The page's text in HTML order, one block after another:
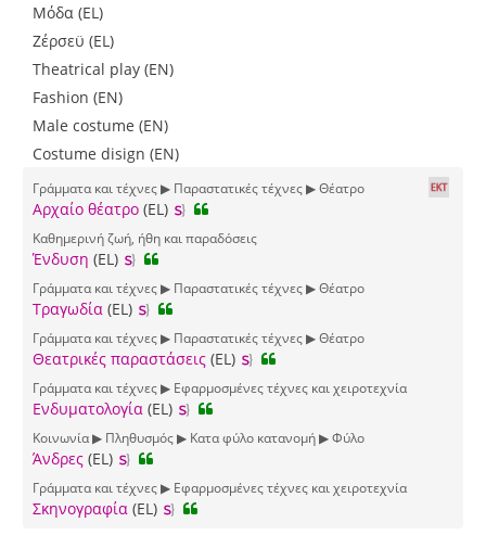
Μόδα (EL)
Ζέρσεϋ (EL)
Theatrical play (EN)
Fashion (EN)
Male costume (EN)
Costume disign (EN)
Γράμματα και τέχνες ▶ Παραστατικές τέχνες ▶ Θέατρο
Αρχαίο θέατρο (EL)
Καθημερινή ζωή, ήθη και παραδόσεις
Ένδυση (EL)
Γράμματα και τέχνες ▶ Παραστατικές τέχνες ▶ Θέατρο
Τραγωδία (EL)
Γράμματα και τέχνες ▶ Παραστατικές τέχνες ▶ Θέατρο
Θεατρικές παραστάσεις (EL)
Γράμματα και τέχνες ▶ Εφαρμοσμένες τέχνες και χειροτεχνία
Ενδυματολογία (EL)
Κοινωνία ▶ Πληθυσμός ▶ Κατα φύλο κατανομή ▶ Φύλο
Άνδρες (EL)
Γράμματα και τέχνες ▶ Εφαρμοσμένες τέχνες και χειροτεχνία
Σκηνογραφία (EL)